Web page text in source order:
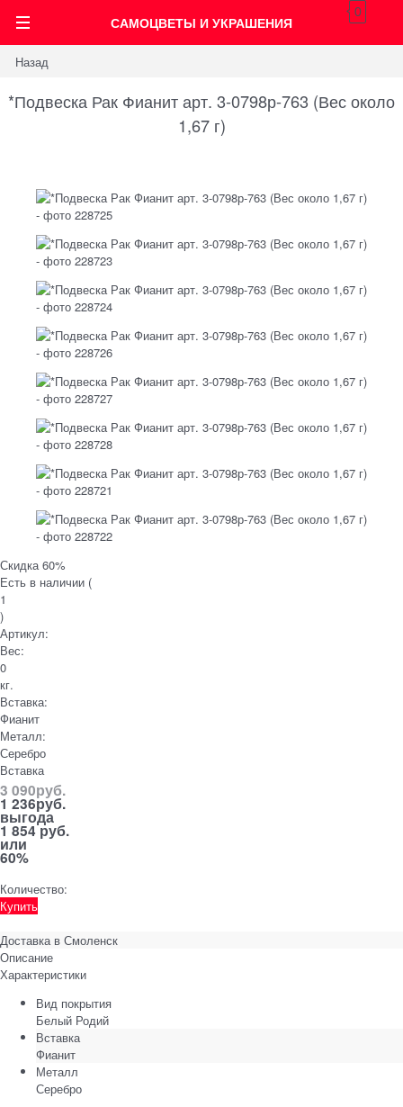
САМОЦВЕТЫ И УКРАШЕНИЯ
0
Назад
*Подвеска Рак Фианит арт. 3-0798р-763 (Вес около
1,67 г)
Скидка 60%
Есть в наличии (
1
)
Артикул:
Вес:
0
кг.
Вставка:
Фианит
Металл:
Серебро
Вставка
3 090руб.
1 236руб.
выгода
1 854 руб.
или
60%
Количество:
Купить
Доставка в Смоленск
Описание
Характеристики
Вид покрытия
Белый Родий
Вставка
Фианит
Металл
Серебро